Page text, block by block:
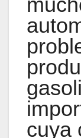
cuya